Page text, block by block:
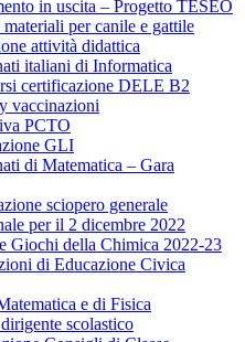
in uscita – Progetto TESEO
per canile e gattile
attività didattica
italiani di Informatica
certificazione DELE B2
vaccinazioni
PCTO
GLI
di Matematica – Gara
sciopero generale
per il 2 dicembre 2022
Giochi della Chimica 2022-23
di Educazione Civica
e di Fisica
scolastico